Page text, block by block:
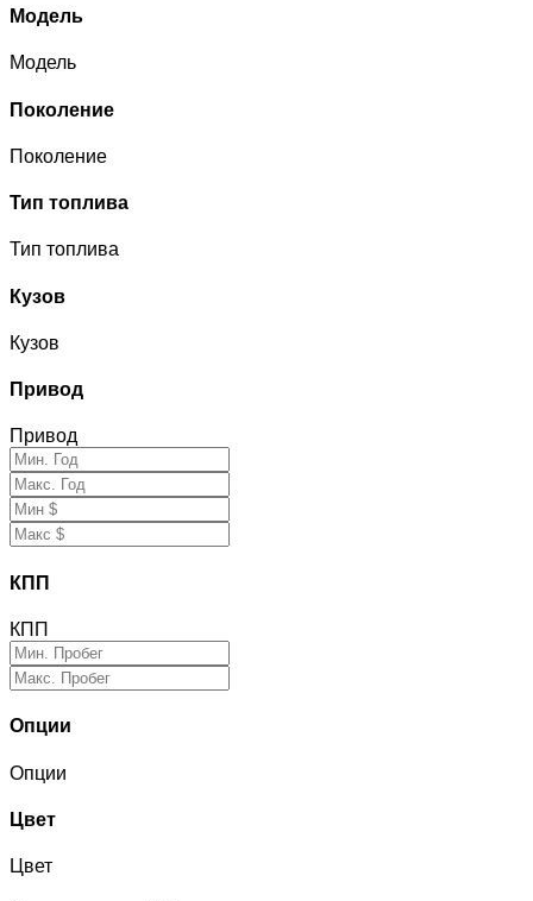
Модель
Модель
Поколение
Поколение
Тип топлива
Тип топлива
Кузов
Кузов
Привод
Привод
КПП
КПП
Опции
Опции
Цвет
Цвет